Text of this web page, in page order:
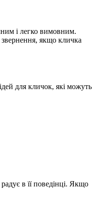
і легко вимовним.
якщо кличка
для кличок, які можуть
в її поведінці. Якщо